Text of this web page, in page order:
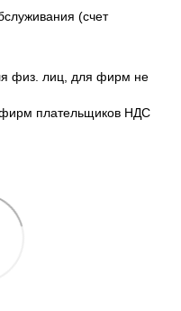
(счет
физ. лиц, для фирм не
плательщиков НДС